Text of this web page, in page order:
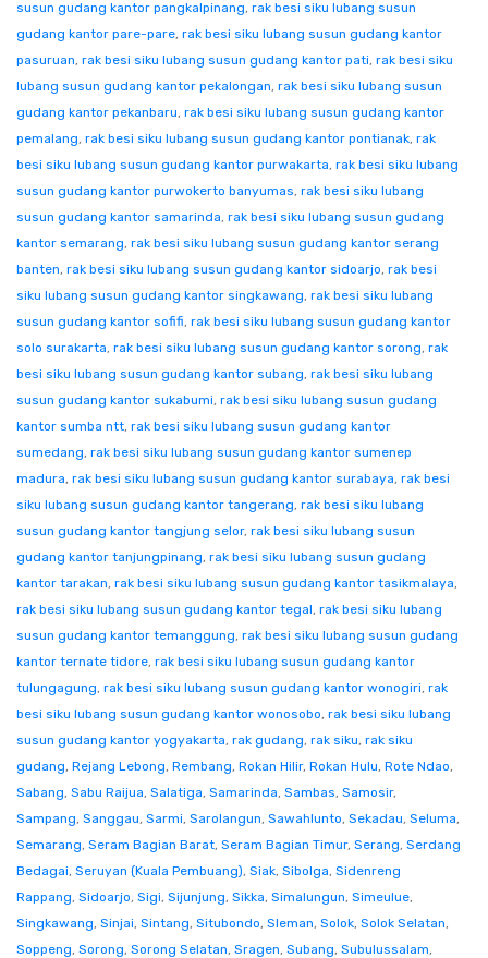
susun gudang kantor pangkalpinang, rak besi siku lubang susun
gudang kantor pare-pare, rak besi siku lubang susun gudang kantor
pasuruan, rak besi siku lubang susun gudang kantor pati, rak besi siku
lubang susun gudang kantor pekalongan, rak besi siku lubang susun
gudang kantor pekanbaru, rak besi siku lubang susun gudang kantor
pemalang, rak besi siku lubang susun gudang kantor pontianak, rak
besi siku lubang susun gudang kantor purwakarta, rak besi siku lubang
susun gudang kantor purwokerto banyumas, rak besi siku lubang
susun gudang kantor samarinda, rak besi siku lubang susun gudang
kantor semarang, rak besi siku lubang susun gudang kantor serang
banten, rak besi siku lubang susun gudang kantor sidoarjo, rak besi
siku lubang susun gudang kantor singkawang, rak besi siku lubang
susun gudang kantor sofifi, rak besi siku lubang susun gudang kantor
solo surakarta, rak besi siku lubang susun gudang kantor sorong, rak
besi siku lubang susun gudang kantor subang, rak besi siku lubang
susun gudang kantor sukabumi, rak besi siku lubang susun gudang
kantor sumba ntt, rak besi siku lubang susun gudang kantor
sumedang, rak besi siku lubang susun gudang kantor sumenep
madura, rak besi siku lubang susun gudang kantor surabaya, rak besi
siku lubang susun gudang kantor tangerang, rak besi siku lubang
susun gudang kantor tangjung selor, rak besi siku lubang susun
gudang kantor tanjungpinang, rak besi siku lubang susun gudang
kantor tarakan, rak besi siku lubang susun gudang kantor tasikmalaya,
rak besi siku lubang susun gudang kantor tegal, rak besi siku lubang
susun gudang kantor temanggung, rak besi siku lubang susun gudang
kantor ternate tidore, rak besi siku lubang susun gudang kantor
tulungagung, rak besi siku lubang susun gudang kantor wonogiri, rak
besi siku lubang susun gudang kantor wonosobo, rak besi siku lubang
susun gudang kantor yogyakarta, rak gudang, rak siku, rak siku
gudang, Rejang Lebong, Rembang, Rokan Hilir, Rokan Hulu, Rote Ndao,
Sabang, Sabu Raijua, Salatiga, Samarinda, Sambas, Samosir,
Sampang, Sanggau, Sarmi, Sarolangun, Sawahlunto, Sekadau, Seluma,
Semarang, Seram Bagian Barat, Seram Bagian Timur, Serang, Serdang
Bedagai, Seruyan (Kuala Pembuang), Siak, Sibolga, Sidenreng
Rappang, Sidoarjo, Sigi, Sijunjung, Sikka, Simalungun, Simeulue,
Singkawang, Sinjai, Sintang, Situbondo, Sleman, Solok, Solok Selatan,
Soppeng, Sorong, Sorong Selatan, Sragen, Subang, Subulussalam,